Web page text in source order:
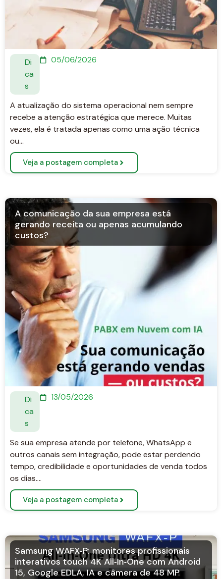
Di
ca
s
05/06/2026
A atualização do sistema operacional nem sempre
recebe a atenção estratégica que merece. Muitas
vezes, ela é tratada apenas como uma ação técnica
ou…
Veja a postagem completa
A comunicação da sua empresa está
gerando receita ou apenas acumulando
custos?
Di
ca
s
13/05/2026
Se sua empresa atende por telefone, WhatsApp e
outros canais sem integração, pode estar perdendo
tempo, credibilidade e oportunidades de venda todos
os dias….
Veja a postagem completa
Samsung WAFX‑P: monitores profissionais
interativos touch 4K All‑In‑One com Android
15, Google EDLA, IA e câmera de 48 MP